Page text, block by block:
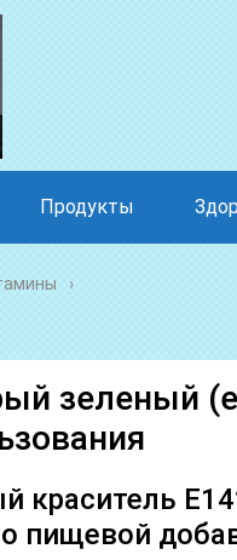
Продукты
зеленый
краситель
пищевой